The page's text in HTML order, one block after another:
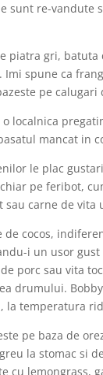
sunt re-
piatra gri,
Imi spune ca
pe calugari
localnica
mancat in
le plac
pe feribot,
carne de
cocos,
i un usor
porc sau vita
drumului.
la temperatura
pe baza de
la stomac si
cu lemongrass,